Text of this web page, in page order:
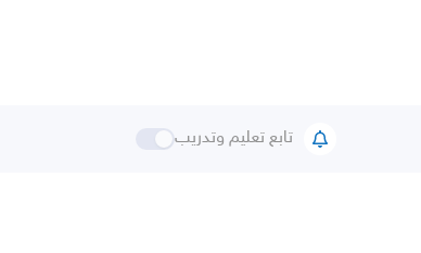
تابع تعليم وتدريب